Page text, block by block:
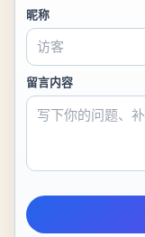
昵称
留言内容